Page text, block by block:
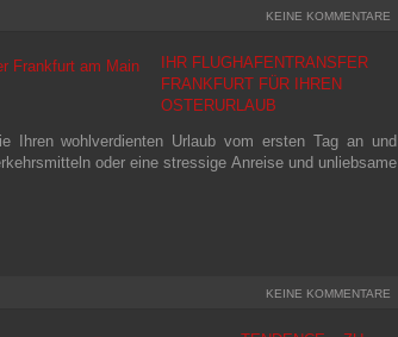
KEINE KOMMENTARE
IHR FLUGHAFENTRANSFER
FRANKFURT FÜR IHREN
OSTERURLAUB
Ihren wohlverdienten Urlaub vom ersten Tag an und
oder eine stressige Anreise und unliebsame
KEINE KOMMENTARE